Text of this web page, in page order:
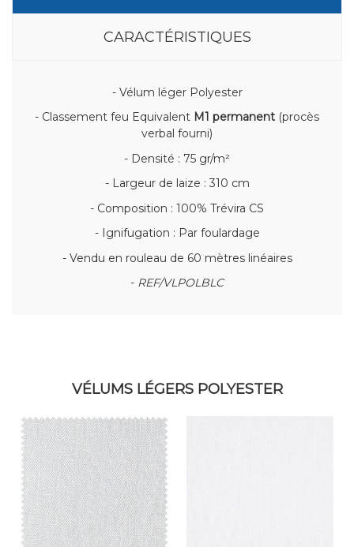
CARACTÉRISTIQUES
- Vélum léger Polyester
- Classement feu Equivalent M1 permanent (procès
verbal fourni)
- Densité : 75 gr/m²
- Largeur de laize : 310 cm
- Composition : 100% Trévira CS
- Ignifugation : Par foulardage
- Vendu en rouleau de 60 mètres linéaires
- REF/VLPOLBLC
VÉLUMS LÉGERS POLYESTER